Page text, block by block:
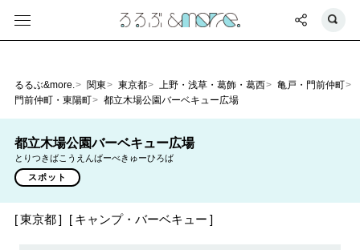
るるぶ&more. 関東 東京都 上野・浅草・葛飾・葛西
亀戸・門前仲町
門前仲町・東陽町
都立木場公園バーベキュー広場
都立木場公園バーベキュー広場
とりつきばこうえんばーべきゅーひろば
スポット
東京都 キャンプ・バーベキュー